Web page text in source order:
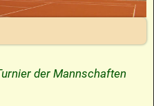
der Mannschaften